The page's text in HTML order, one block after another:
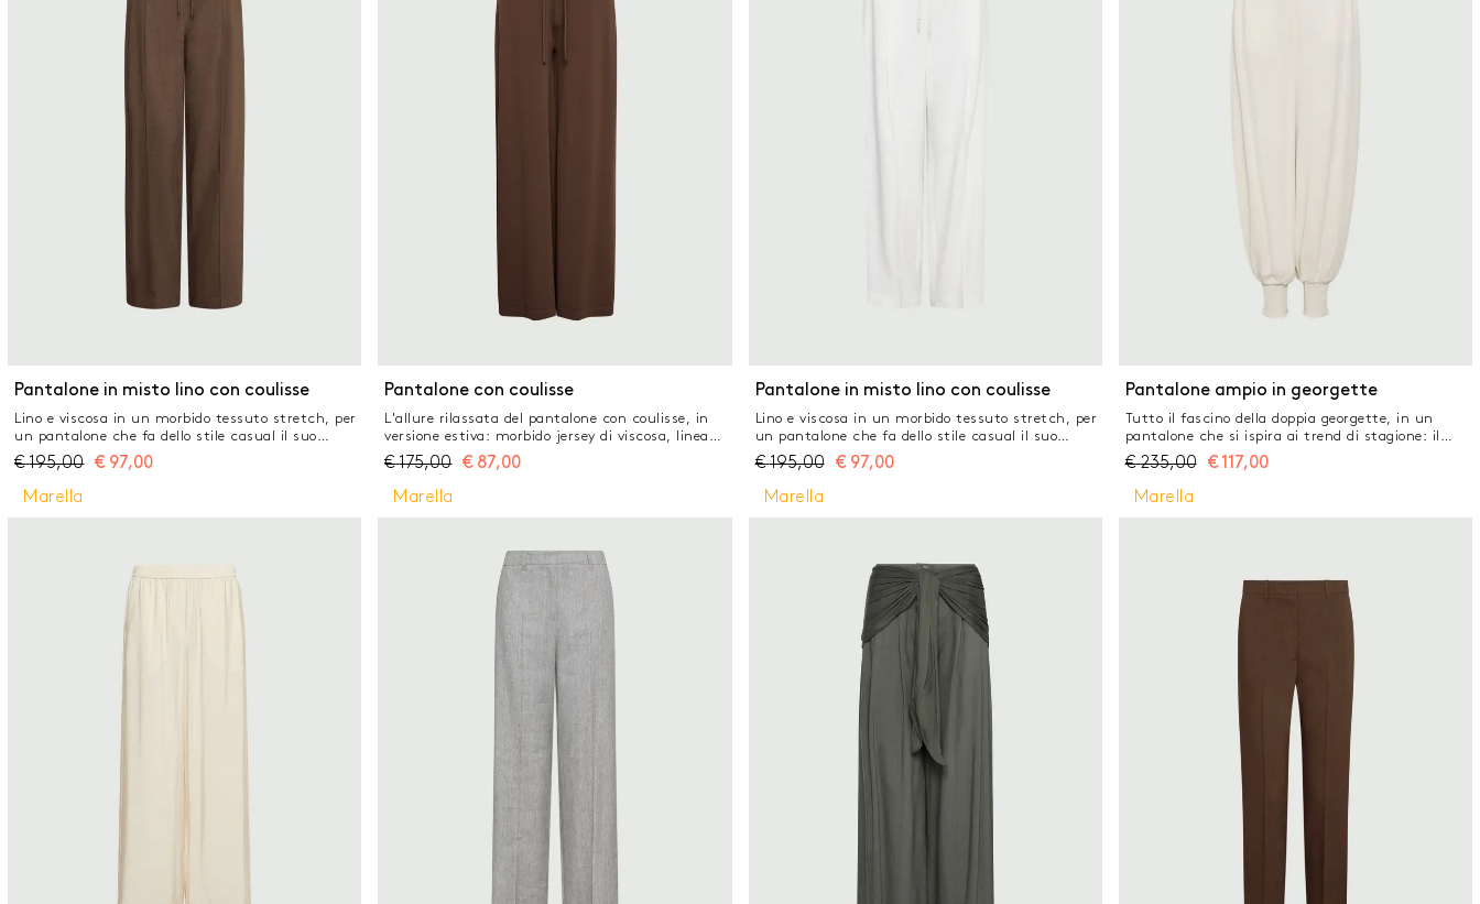
Pantalone in misto lino con coulisse
Lino e viscosa in un morbido tessuto stretch, per
un pantalone che fa dello stile casual il suo
stendardo. Perfetto per l'ufficio, per i momenti
off duty, per le uscite estive con i sandali.
Tessuto principale contenente materie prime
derivanti dalla cellulosa del legno, fibra ricavata
Piega stirata fronte e retro Tasche laterali alla
francese e tasca singola posteriore a filetto
€ 195,00 € 97,00
Pantalone con coulisse
L'allure rilassata del pantalone con coulisse, in
versione estiva: morbido jersey di viscosa, linea
ampia sulla gamba e piccolo ricamo sul fianco
per un look rilassato ma super cool. Pantalone in
maglia di viscosa Fit regolare Coulisse elastica in
vita con nastro tubolare Gamba ampia Ricamo
€ 175,00 € 87,00
Pantalone in misto lino con coulisse
Lino e viscosa in un morbido tessuto stretch, per
un pantalone che fa dello stile casual il suo
stendardo. Perfetto per l'ufficio, per i momenti
off duty, per le uscite estive con i sandali.
Tessuto principale contenente materie prime
derivanti dalla cellulosa del legno, fibra ricavata
Piega stirata fronte e retro Tasche laterali alla
francese e tasca singola posteriore a filetto
€ 195,00 € 97,00
Pantalone ampio in georgette
Tutto il fascino della doppia georgette, in un
pantalone che si ispira ai trend di stagione: il
volume è morbido sulla gamba, con polsino alto
alla caviglia per un effetto rimborsato. Pantalone
in doppia georgette italiana con fodera interna
Fit morbido regolare Chiusura laterale con zip e
€ 235,00 € 117,00
Marella Marella Marella Marella